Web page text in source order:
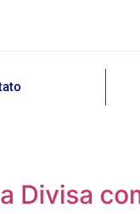
Divisa